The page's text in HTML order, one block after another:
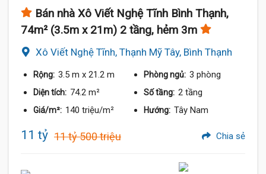
Bán nhà Xô Viết Nghệ Tĩnh Bình Thạnh,
74m² (3.5m x 21m) 2 tầng, hẻm 3m
Xô Viết Nghệ Tĩnh, Thạnh Mỹ Tây, Bình Thạnh
Rộng: 3.5 m x 21.2 m Phòng ngủ: 3 phòng
Diện tích: 74.2 m² Số tầng: 2 tầng
Giá/m²: 140 triệu/m² Hướng: Tây Nam
11 tỷ 11 tỷ 500 triệu Chia sẻ